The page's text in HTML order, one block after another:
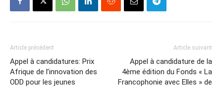
Article précédent
Appel à candidatures: Prix
Afrique de l’innovation des
ODD pour les jeunes
Article suivant
Appel à candidature de la
4ème édition du Fonds « La
Francophonie avec Elles » de